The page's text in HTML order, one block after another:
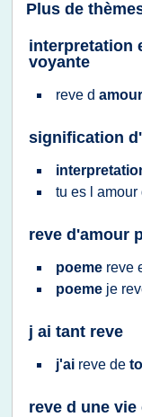
Plus de
interpretation
voyante
reve d
signification
tu es l amour
reve d'amour
poeme reve
poeme je
j ai tant reve
j'ai reve de
reve d une